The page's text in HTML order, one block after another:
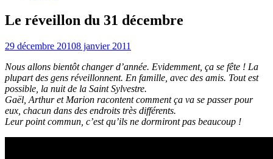
Le réveillon du 31 décembre
29 décembre 20108 janvier 2011
Nous allons bientôt changer d’année. Evidemment, ça se fête ! La
plupart des gens réveillonnent. En famille, avec des amis. Tout est
possible, la nuit de la Saint Sylvestre.
Gaël, Arthur et Marion racontent comment ça va se passer pour
eux, chacun dans des endroits très différents.
Leur point commun, c’est qu’ils ne dormiront pas beaucoup !